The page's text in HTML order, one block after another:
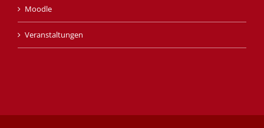
Moodle
Veranstaltungen